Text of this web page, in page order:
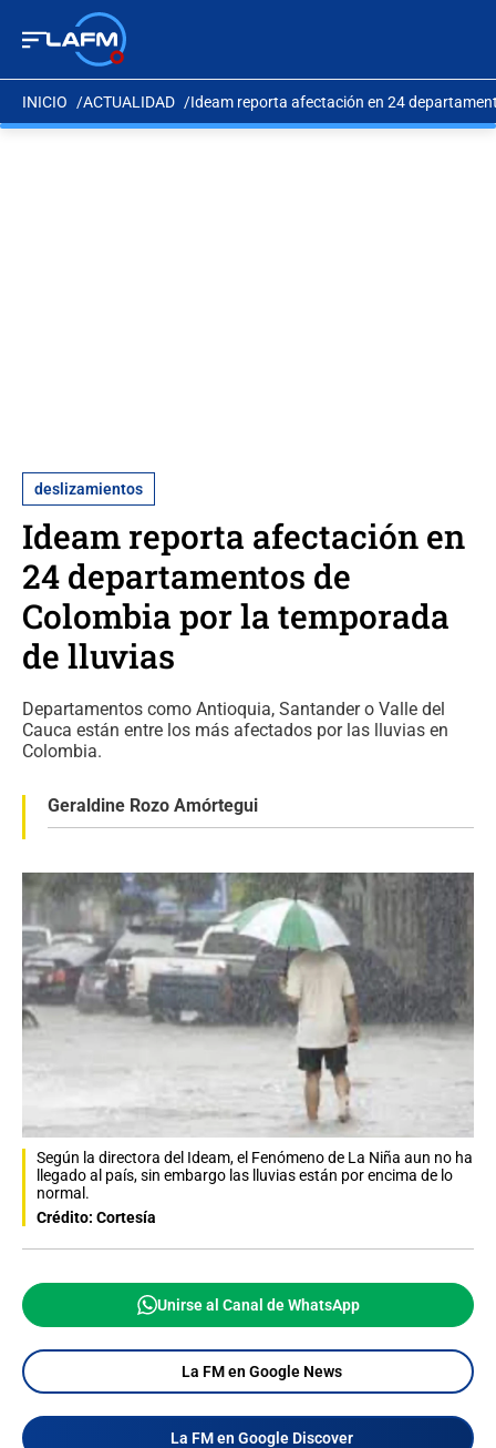
INICIO ACTUALIDAD Ideam reporta afectación en 24
deslizamientos
Ideam reporta afectación en
24 departamentos de
Colombia por la temporada
de lluvias
Departamentos como Antioquia, Santander o Valle del
Cauca están entre los más afectados por las lluvias en
Colombia.
Geraldine Rozo Amórtegui
Según la directora del Ideam, el Fenómeno de La Niña aun no ha
llegado al país, sin embargo las lluvias están por encima de lo
normal.
Crédito: Cortesía
Unirse al Canal de WhatsApp
La FM en Google News
La FM en Google Discover